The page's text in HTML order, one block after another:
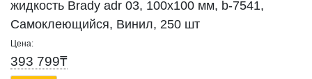
жидкость Brady adr 03, 100x100 мм, b-7541,
Самоклеющийся, Винил, 250 шт
Цена:
393 799₸